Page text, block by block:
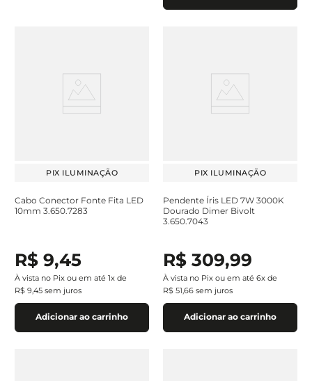
PIX ILUMINAÇÃO
Cabo Conector Fonte Fita LED
10mm 3.650.7283
R$ 9,45
À vista no Pix ou em até 1x de
R$ 9,45 sem juros
Adicionar ao carrinho
PIX ILUMINAÇÃO
Pendente Íris LED 7W 3000K
Dourado Dimer Bivolt
3.650.7043
R$ 309,99
À vista no Pix ou em até 6x de
R$ 51,66 sem juros
Adicionar ao carrinho